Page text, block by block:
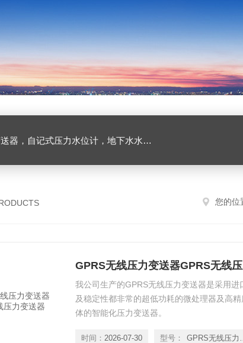
，自记式压力水位计，地下水水位计
您的位
GPRS无线压力变送器GPRS无线
我公司生产的GPRS无线压力变送器是采用
及稳定性都非常的超低功耗的微处理器及高
体的智能化压力变送器。
时间： 2026-07-30 型号：